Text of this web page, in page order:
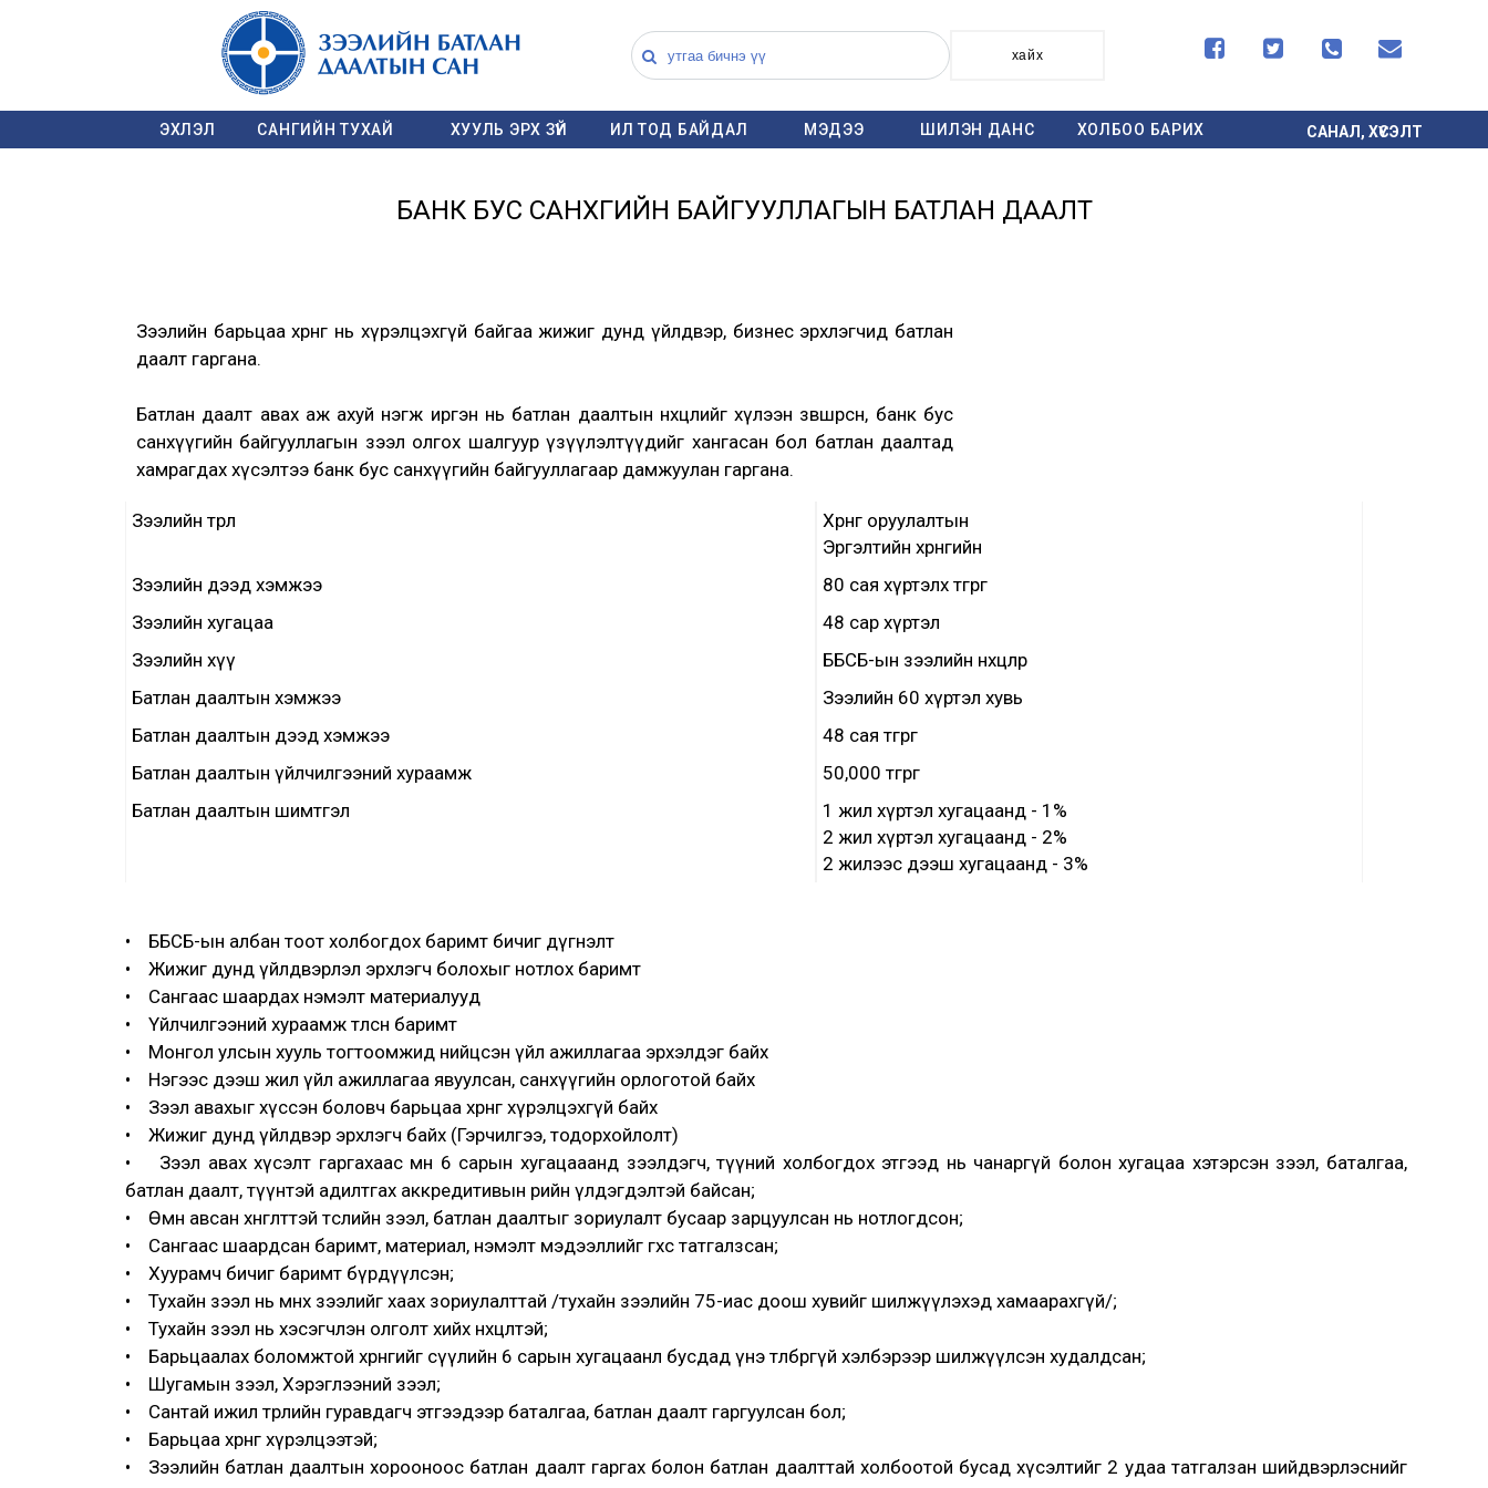
хайх    
ЭХЛЭЛ САНГИЙН ТУХАЙ ХУУЛЬ ЭРХ ЗҮЙ ИЛ ТОД БАЙДАЛ МЭДЭЭ ШИЛЭН ДАНС ХОЛБОО БАРИХ САНАЛ, ХҮСЭЛТ
БАНК БУС САНХҮҮГИЙН БАЙГУУЛЛАГЫН БАТЛАН ДААЛТ
Зээлийн барьцаа хөрөнгө нь хүрэлцэхгүй байгаа жижиг дунд үйлдвэр, бизнес эрхлэгчид батлан
даалт гаргана.
Батлан даалт авах аж ахуй нэгж иргэн нь батлан даалтын нөхцөлийг хүлээн зөвшөөрсөн, банк бус
санхүүгийн байгууллагын зээл олгох шалгуур үзүүлэлтүүдийг хангасан бол батлан даалтад
хамрагдах хүсэлтээ банк бус санхүүгийн байгууллагаар дамжуулан гаргана.
Зээлийн төрөл
Хөрөнгө оруулалтын
Эргэлтийн хөрөнгийн
Зээлийн дээд хэмжээ
80 сая хүртэлх төгрөг
Зээлийн хугацаа
48 сар хүртэл
Зээлийн хүү
ББСБ-ын зээлийн нөхцөлөөр
Батлан даалтын хэмжээ
Зээлийн 60 хүртэл хувь
Батлан даалтын дээд хэмжээ
48 сая төгрөг
Батлан даалтын үйлчилгээний хураамж
50,000 төгрөг
Батлан даалтын шимтгэл
1 жил хүртэл хугацаанд - 1%
2 жил хүртэл хугацаанд - 2%
2 жилээс дээш хугацаанд - 3%
• ББСБ-ын албан тоот холбогдох баримт бичиг дүгнэлт
• Жижиг дунд үйлдвэрлэл эрхлэгч болохыг нотлох баримт
• Сангаас шаардах нэмэлт материалууд
• Үйлчилгээний хураамж төлсөн баримт
• Монгол улсын хууль тогтоомжид нийцсэн үйл ажиллагаа эрхэлдэг байх
• Нэгээс дээш жил үйл ажиллагаа явуулсан, санхүүгийн орлоготой байх
• Зээл авахыг хүссэн боловч барьцаа хөрөнгө хүрэлцэхгүй байх
• Жижиг дунд үйлдвэр эрхлэгч байх (Гэрчилгээ, тодорхойлолт)
• Зээл авах хүсэлт гаргахаас өмнө 6 сарын хугацааанд зээлдэгч, түүний холбогдох этгээд нь чанаргүй болон хугацаа хэтэрсэн зээл, баталгаа,
батлан даалт, түүнтэй адилтгах аккредитивын өрийн үлдэгдэлтэй байсан;
• Өмнө авсан хөнгөлттэй төслийн зээл, батлан даалтыг зориулалт бусаар зарцуулсан нь нотлогдсон;
• Сангаас шаардсан баримт, материал, нэмэлт мэдээллийг өгөхөөс татгалзсан;
• Хуурамч бичиг баримт бүрдүүлсэн;
• Тухайн зээл нь өмнөх зээлийг хаах зориулалттай /тухайн зээлийн 75-иас доош хувийг шилжүүлэхэд хамаарахгүй/;
• Тухайн зээл нь хэсэгчлэн олголт хийх нөхцөлтэй;
• Барьцаалах боломжтой хөрөнгийг сүүлийн 6 сарын хугацаанл бусдад үнэ төлбөргүй хэлбэрээр шилжүүлсэн худалдсан;
• Шугамын зээл, Хэрэглээний зээл;
• Сантай ижил төрлийн гуравдагч этгээдээр баталгаа, батлан даалт гаргуулсан бол;
• Барьцаа хөрөнгө хүрэлцээтэй;
• Зээлийн батлан даалтын хорооноос батлан даалт гаргах болон батлан даалттай холбоотой бусад хүсэлтийг 2 удаа татгалзан шийдвэрлэснийг